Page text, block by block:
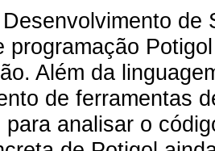
programação
Além da
de ferramentas
para analisar o